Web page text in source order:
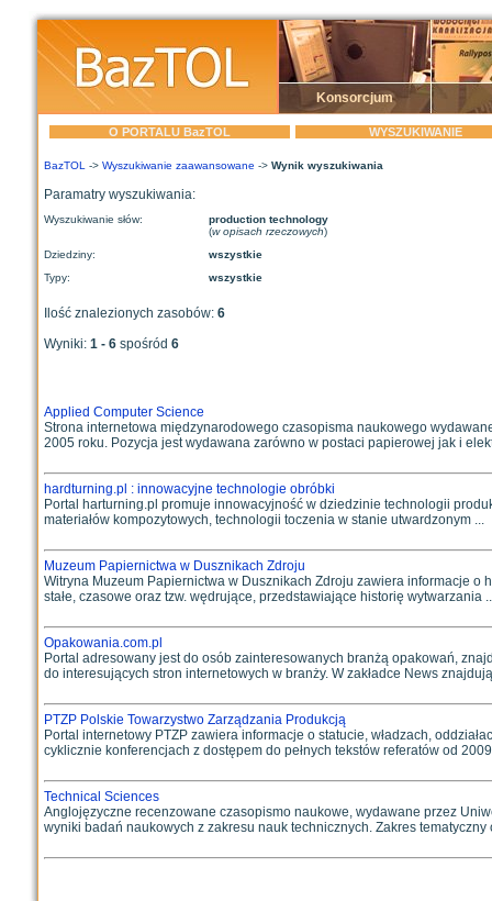
Konsorcjum
O PORTALU BazTOL WYSZUKIWANIE
BazTOL -> Wyszukiwanie zaawansowane -> Wynik wyszukiwania
Paramatry wyszukiwania:
Wyszukiwanie słów:
production technology
(w opisach rzeczowych)
Dziedziny:
wszystkie
Typy:
wszystkie
Ilość znalezionych zasobów: 6
Wyniki: 1 - 6 spośród 6
Applied Computer Science
Strona internetowa międzynarodowego czasopisma naukowego
2005 roku. Pozycja jest wydawana zarówno w postaci papierowej jak i
hardturning.pl : innowacyjne technologie obróbki
Portal harturning.pl promuje innowacyjność w dziedzinie technologii
materiałów kompozytowych, technologii toczenia w stanie utwardzonym ...
Muzeum Papiernictwa w Dusznikach Zdroju
Witryna Muzeum Papiernictwa w Dusznikach Zdroju zawiera informacje o
stałe, czasowe oraz tzw. wędrujące, przedstawiające historię wytwarzania
Opakowania.com.pl
Portal adresowany jest do osób zainteresowanych branżą opakowań,
do interesujących stron internetowych w branży. W zakładce News
PTZP Polskie Towarzystwo Zarządzania Produkcją
Portal internetowy PTZP zawiera informacje o statucie, władzach,
cyklicznie konferencjach z dostępem do pełnych tekstów referatów od
Technical Sciences
Anglojęzyczne recenzowane czasopismo naukowe, wydawane przez
wyniki badań naukowych z zakresu nauk technicznych. Zakres tematyczny